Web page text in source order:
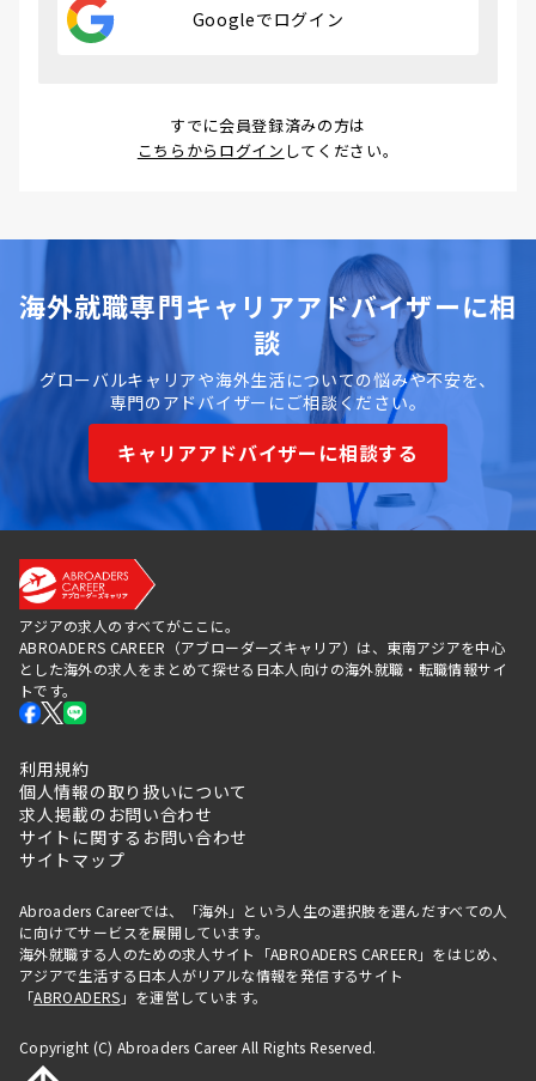
Googleでログイン
すでに会員登録済みの方は
こちらからログイン してください。
海外就職専門キャリアアドバイザーに相
談
グローバルキャリアや海外生活についての悩みや不安を、
専門のアドバイザーにご相談ください。
キャリアアドバイザーに相談する
アジアの求人のすべてがここに。
ABROADERS CAREER（アブローダーズキャリア）は、東南アジアを中心
とした海外の求人をまとめて探せる日本人向けの海外就職・転職情報サイ
トです。
利用規約
個人情報の取り扱いについて
求人掲載のお問い合わせ
サイトに関するお問い合わせ
サイトマップ
Abroaders Careerでは、「海外」という人生の選択肢を選んだすべての人
に向けてサービスを展開しています。
海外就職する人のための求人サイト「ABROADERS CAREER」をはじめ、
アジアで生活する日本人がリアルな情報を発信するサイト
「ABROADERS 」を運営しています。
Copyright (C) Abroaders Career All Rights Reserved.